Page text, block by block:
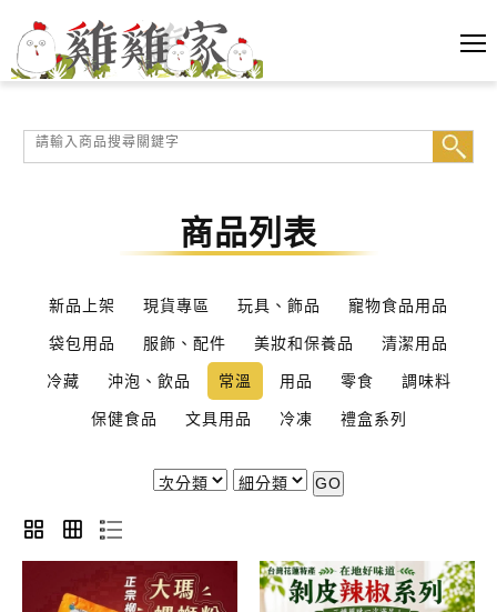
商品列表
新品上架 現貨專區 玩具、飾品 寵物食品用品
袋包用品 服飾、配件 美妝和保養品 清潔用品
冷藏 沖泡、飲品 常溫 用品 零食 調味料
保健食品 文具用品 冷凍 禮盒系列
GO